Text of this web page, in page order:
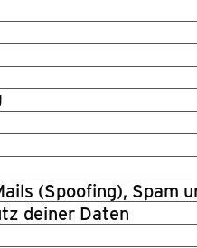
(Spoofing), Spam
deiner Daten